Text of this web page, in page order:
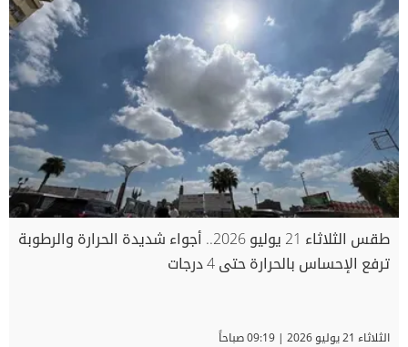
طقس الثلاثاء 21 يوليو 2026.. أجواء شديدة الحرارة والرطوبة
ترفع الإحساس بالحرارة حتى 4 درجات
الثلاثاء 21 يوليو 2026 | 09:19 صباحاً